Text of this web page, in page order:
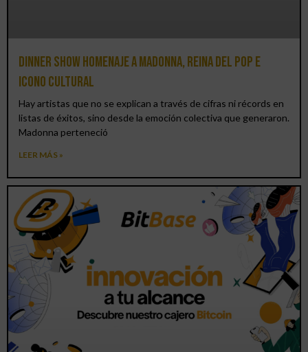
Dinner Show homenaje a Madonna, reina del pop e
icono cultural
Hay artistas que no se explican a través de cifras ni récords en
listas de éxitos, sino desde la emoción colectiva que generaron.
Madonna perteneció
LEER MÁS »